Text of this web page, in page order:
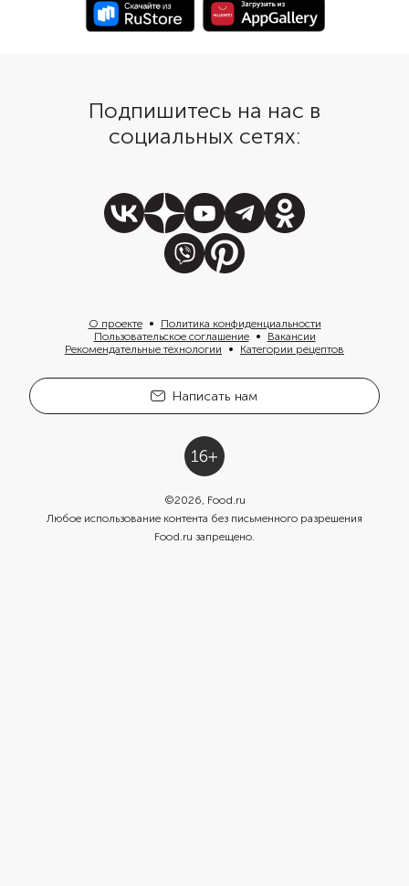
понадобятся: будет достаточно
соли и черного перца.
Подпишитесь на нас в
социальных сетях:
О проекте
Политика конфиденциальности
Пользовательское соглашение
Вакансии
Рекомендательные технологии
Категории рецептов
Написать нам
©2026, Food.ru
Любое использование контента без письменного разрешения
Food.ru запрещено.